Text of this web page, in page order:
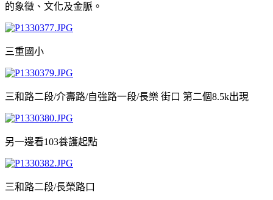
的象徵、文化及金脈。
三重國小
三和路二段/介壽路/自強路一段/長樂 街口 第二個8.5k出現
另一邊看103養護起點
三和路二段/長榮路口